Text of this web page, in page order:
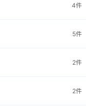
4件
5件
2件
2件